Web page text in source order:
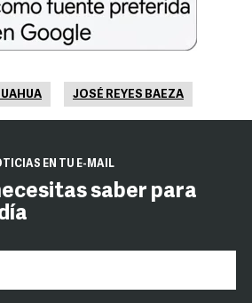
JOSÉ REYES BAEZA
EN TU E-MAIL
saber para